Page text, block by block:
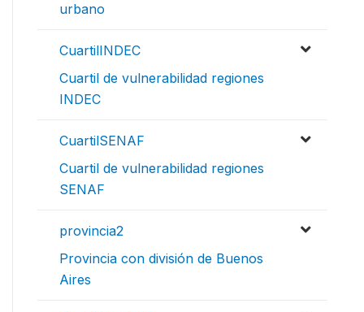
urbano
CuartilINDEC
Cuartil de vulnerabilidad regiones
INDEC
CuartilSENAF
Cuartil de vulnerabilidad regiones
SENAF
provincia2
Provincia con división de Buenos
Aires